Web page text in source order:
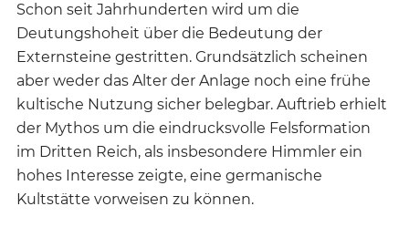
Schon seit Jahrhunderten wird um die
Deutungshoheit über die Bedeutung der
Externsteine gestritten. Grundsätzlich scheinen
aber weder das Alter der Anlage noch eine frühe
kultische Nutzung sicher belegbar. Auftrieb erhielt
der Mythos um die eindrucksvolle Felsformation
im Dritten Reich, als insbesondere Himmler ein
hohes Interesse zeigte, eine germanische
Kultstätte vorweisen zu können.